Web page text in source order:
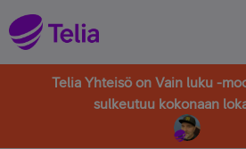
Telia Yhteisö on Vain luku -
sulkeutuu kokonaan